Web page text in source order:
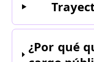
¿Por qué